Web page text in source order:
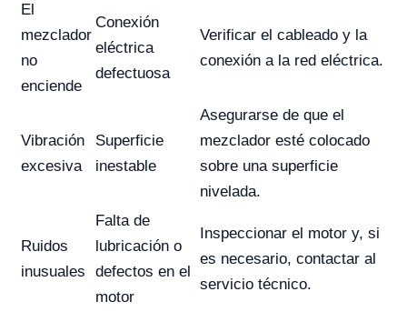
El
mezclador
no
enciende
Conexión
eléctrica
defectuosa
Verificar el cableado y la
conexión a la red eléctrica.
Vibración
excesiva
Superficie
inestable
Asegurarse de que el
mezclador esté colocado
sobre una superficie
nivelada.
Ruidos
inusuales
Falta de
lubricación o
defectos en el
motor
Inspeccionar el motor y, si
es necesario, contactar al
servicio técnico.